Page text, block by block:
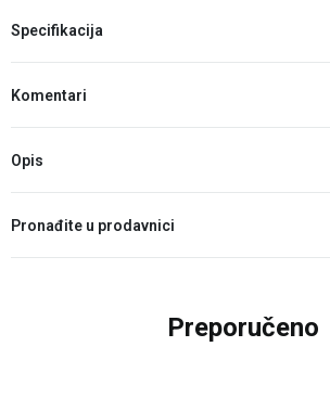
Specifikacija
Komentari
Opis
Pronađite u prodavnici
Preporučeno